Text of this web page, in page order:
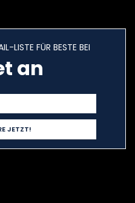
LISTE FÜR BESTE BEI
an